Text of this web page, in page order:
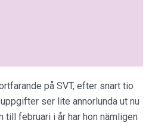
på SVT, efter snart tio
ser lite annorlunda ut nu
till februari i år har hon nämligen